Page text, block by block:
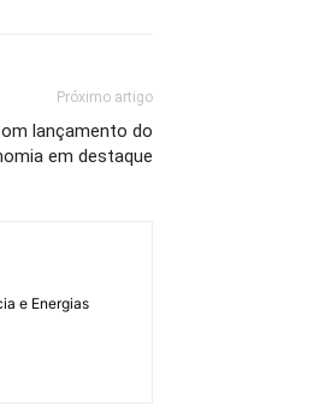
Próximo artigo
lançamento do
em destaque
e Energias